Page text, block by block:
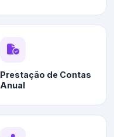
Prestação de Contas
Anual